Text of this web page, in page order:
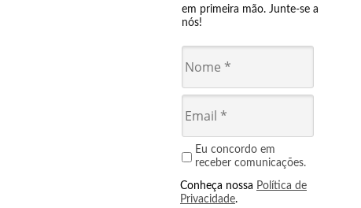
em primeira mão. Junte-se a
nós!
Eu concordo em
receber comunicações.
Conheça nossa Política de
Privacidade.